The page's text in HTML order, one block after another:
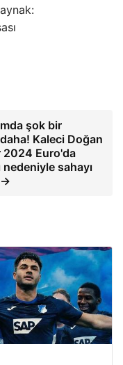
şok bir
Kaleci Doğan
2024 Euro'da
nedeniyle sahayı
→